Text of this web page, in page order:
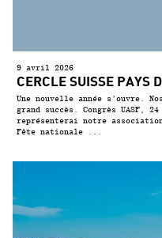
9 avril 2026
CERCLE SUISSE PAYS
Une nouvelle année s’ouvre.
grand succès. Congrès UASF,
représenterai notre
Fête nationale ...